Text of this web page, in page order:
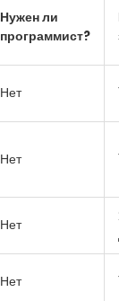
Нужен ли
программист?
Нет
Нет
Нет
Нет